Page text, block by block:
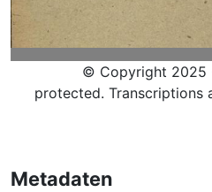
© Copyright 2025
protected. Transcriptions
Metadaten